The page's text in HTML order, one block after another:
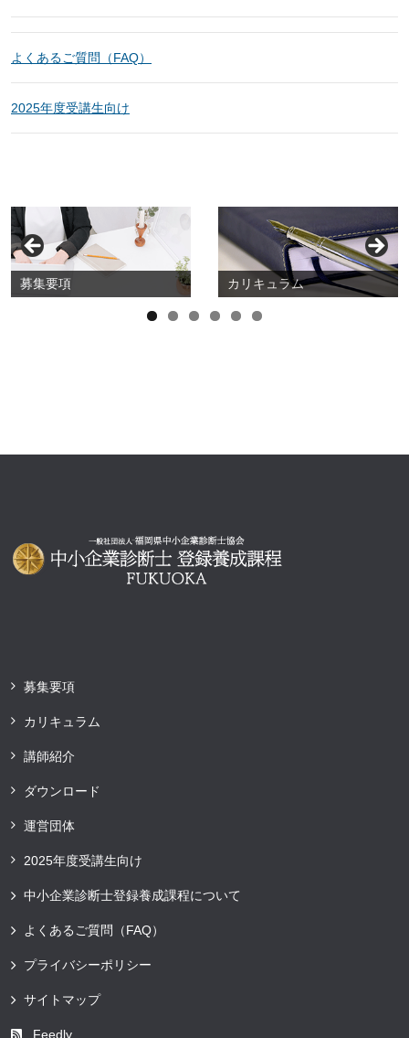
よくあるご質問（FAQ）
2025年度受講生向け
募集要項 カリキュラム
募集要項
カリキュラム
講師紹介
ダウンロード
運営団体
2025年度受講生向け
中小企業診断士登録養成課程について
よくあるご質問（FAQ）
プライバシーポリシー
サイトマップ
Feedly